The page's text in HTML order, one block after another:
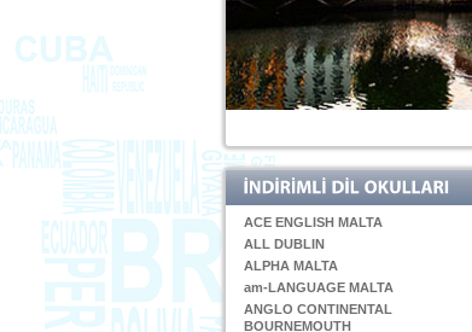
ACE ENGLISH MALTA
ALL DUBLIN
ALPHA MALTA
am-LANGUAGE MALTA
ANGLO CONTINENTAL
BOURNEMOUTH